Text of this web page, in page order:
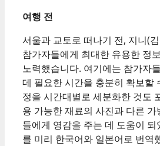
여행 전
서울과 교토로 떠나기 전, 지니(
참가자들에게 최대한 유용한 정
노력했습니다. 여기에는 참가자
데 필요한 시간을 충분히 확보할
정을 시간대별로 세분화한 것도
용 가능한 재료의 사진과 다른
들에게 영감을 주는 데 도움이
를 미리 한국어와 일본어로 번역